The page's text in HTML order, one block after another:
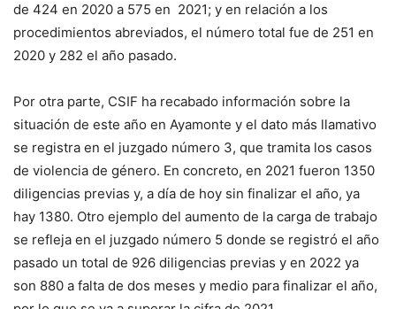
de 424 en 2020 a 575 en 2021; y en relación a los
procedimientos abreviados, el número total fue de 251 en
2020 y 282 el año pasado.
Por otra parte, CSIF ha recabado información sobre la
situación de este año en Ayamonte y el dato más llamativo
se registra en el juzgado número 3, que tramita los casos
de violencia de género. En concreto, en 2021 fueron 1350
diligencias previas y, a día de hoy sin finalizar el año, ya
hay 1380. Otro ejemplo del aumento de la carga de trabajo
se refleja en el juzgado número 5 donde se registró el año
pasado un total de 926 diligencias previas y en 2022 ya
son 880 a falta de dos meses y medio para finalizar el año,